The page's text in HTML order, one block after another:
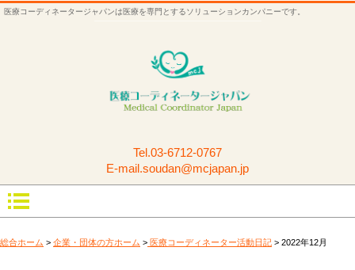
医療コーディネータージャパンは医療を専門とするソリューションカンパニーです。
Tel.03-6712-0767
E-mail.soudan@mcjapan.jp
総合ホーム > 企業・団体の方ホーム > 医療コーディネーター活動日記 > 2022年12月